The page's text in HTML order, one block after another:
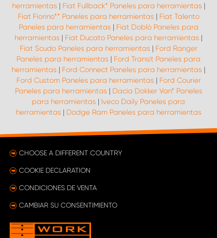
herramientas | Fiat Fullback* Paneles para herramientas |
Fiat Fiorino** Paneles para herramientas | Fiat Talento
Paneles para herramientas | Fiat Doblò Paneles para
herramientas | Fiat Ducato Paneles para herramientas |
Fiat Scudo Paneles para herramientas | Ford Ranger
Paneles para herramientas | Ford Transit Paneles para
herramientas | Ford Connect Paneles para herramientas |
Ford Custom Paneles para herramientas | Ford Courier
Paneles para herramientas | Dacia Dokker Van* Paneles
para herramientas | Iveco Daily Paneles para
herramientas | Dodge Ram Paneles para herramientas
CHOOSE A DIFFERENT COUNTRY
COOKIE DECLARATION
CONDICIONES DE VENTA
CAMBIAR SU CONSENTIMIENTO